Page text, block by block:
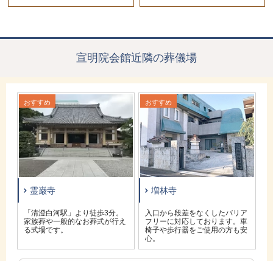
宣明院会館近隣の葬儀場
おすすめ
霊巌寺
「清澄白河駅」より徒歩3分。
家族葬や一般的なお葬式が行え
る式場です。
おすすめ
増林寺
入口から段差をなくしたバリア
フリーに対応しております。車
椅子や歩行器をご使用の方も安
心。